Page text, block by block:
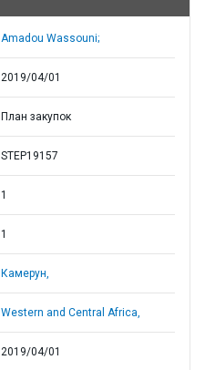
Amadou Wassouni;
2019/04/01
План закупок
STEP19157
1
1
Камерун,
Western and Central Africa,
2019/04/01